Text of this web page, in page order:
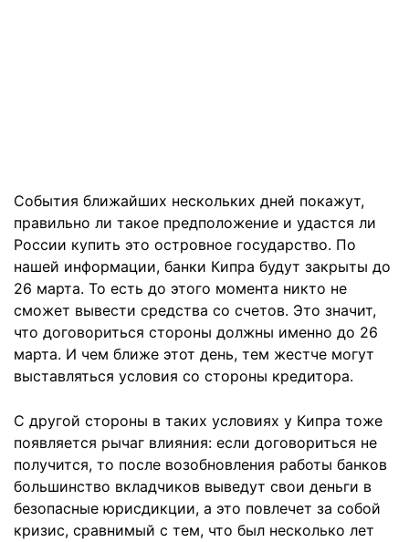
События ближайших нескольких дней покажут,
правильно ли такое предположение и удастся ли
России купить это островное государство. По
нашей информации, банки Кипра будут закрыты до
26 марта. То есть до этого момента никто не
сможет вывести средства со счетов. Это значит,
что договориться стороны должны именно до 26
марта. И чем ближе этот день, тем жестче могут
выставляться условия со стороны кредитора.
С другой стороны в таких условиях у Кипра тоже
появляется рычаг влияния: если договориться не
получится, то после возобновления работы банков
большинство вкладчиков выведут свои деньги в
безопасные юрисдикции, а это повлечет за собой
кризис, сравнимый с тем, что был несколько лет